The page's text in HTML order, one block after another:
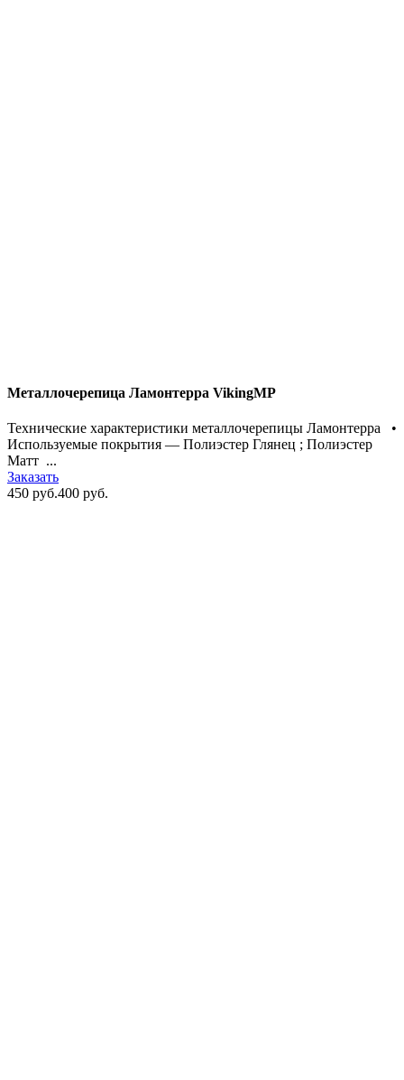
Металлочерепица Ламонтерра VikingMP
Технические характеристики металлочерепицы Ламонтерра •
Используемые покрытия — Полиэстер Глянец ; Полиэстер
Матт ...
Заказать
450 руб.400 руб.